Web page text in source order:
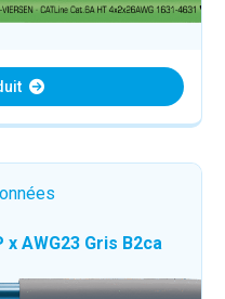
x AWG23 Gris B2ca